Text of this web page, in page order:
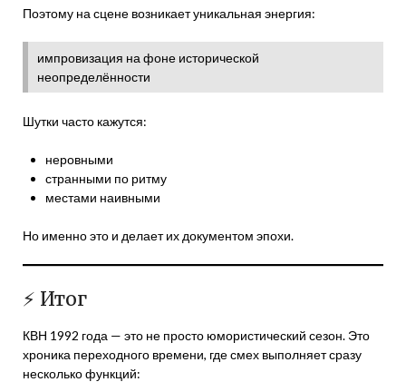
Поэтому на сцене возникает уникальная энергия:
импровизация на фоне исторической
неопределённости
Шутки часто кажутся:
неровными
странными по ритму
местами наивными
Но именно это и делает их документом эпохи.
⚡ Итог
КВН 1992 года — это не просто юмористический сезон. Это
хроника переходного времени, где смех выполняет сразу
несколько функций: